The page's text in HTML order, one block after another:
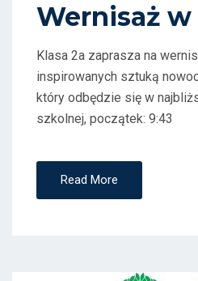
O
Wernisaż w
Klasa 2a zaprasza na
inspirowanych sztuką
który odbędzie się w
szkolnej, początek: 9:43
Read More